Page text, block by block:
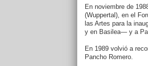
En noviembre de
(Wuppertal), en el
las Artes para la
y en Basilea― y a
En 1989 volvió a
Pancho Romero.